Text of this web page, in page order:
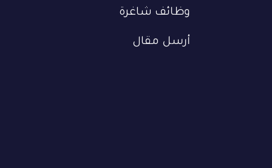
وظائف شاغرة
أرسل مقال